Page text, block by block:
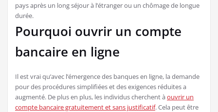
pays après un long séjour à l’étranger ou un chômage de longue
durée.
Pourquoi ouvrir un compte
bancaire en ligne
Il est vrai qu’avec l’émergence des banques en ligne, la demande
pour des procédures simplifiées et des exigences réduites a
augmenté. De plus en plus, les individus cherchent àouvrir un
compte bancaire gratuitement et sans justificatif. Cela peut être